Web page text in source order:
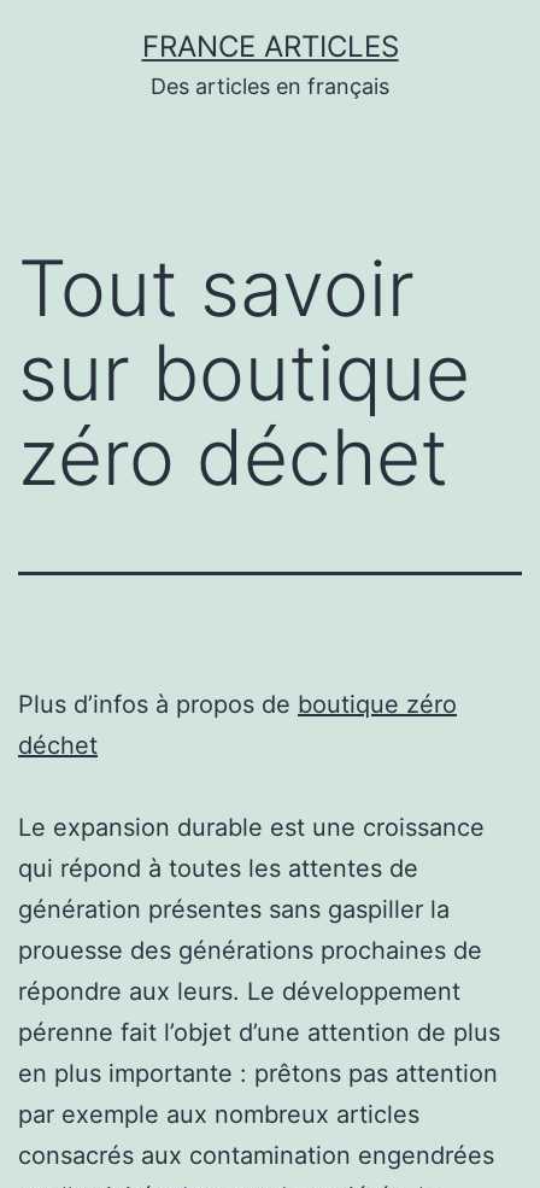
FRANCE ARTICLES
Des articles en français
Tout savoir
sur boutique
zéro déchet
Plus d’infos à propos de boutique zéro
déchet
Le expansion durable est une croissance
qui répond à toutes les attentes de
génération présentes sans gaspiller la
prouesse des générations prochaines de
répondre aux leurs. Le développement
pérenne fait l’objet d’une attention de plus
en plus importante : prêtons pas attention
par exemple aux nombreux articles
consacrés aux contamination engendrées